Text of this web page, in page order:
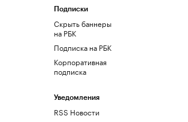
Подписки
Скрыть баннеры
на РБК
Подписка на РБК
Корпоративная
подписка
Уведомления
RSS Новости